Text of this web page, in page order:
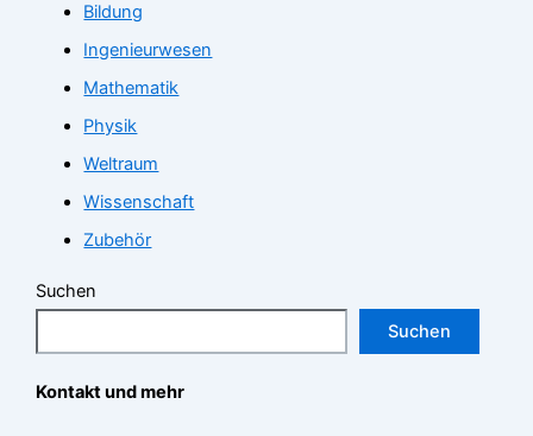
Bildung
Ingenieurwesen
Mathematik
Physik
Weltraum
Wissenschaft
Zubehör
Suchen
Suchen
Kontakt und mehr